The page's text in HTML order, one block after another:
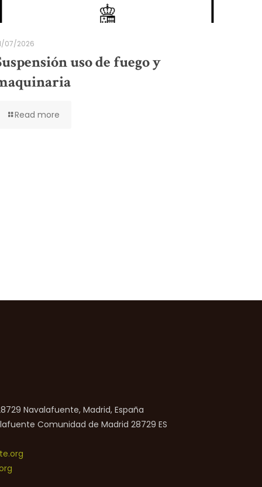
07/2026
uso de fuego y
Read more
Navalafuente, Madrid, España
Comunidad de Madrid 28729 ES